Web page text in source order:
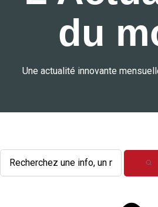
du
Une actualité innovante